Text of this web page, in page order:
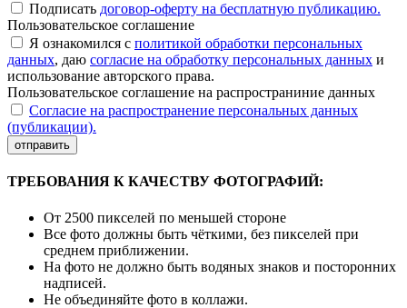
Подписать договор-оферту на бесплатную публикацию.
Пользовательское соглашение
Я ознакомился с политикой обработки персональных
данных, даю согласие на обработку персональных данных и
использование авторского права.
Пользовательское соглашение на распространиние данных
Согласие на распространение персональных данных
(публикации).
отправить
ТРЕБОВАНИЯ К КАЧЕСТВУ ФОТОГРАФИЙ:
От 2500 пикселей по меньшей стороне
Все фото должны быть чёткими, без пикселей при
среднем приближении.
На фото не должно быть водяных знаков и посторонних
надписей.
Не объединяйте фото в коллажи.